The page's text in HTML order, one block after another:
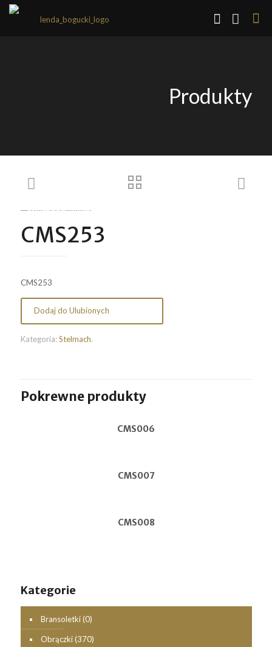
Produkty
CMS253
CMS253
Dodaj do Ulubionych
Kategoria:Stelmach.
Pokrewne produkty
CMS006
CMS007
CMS008
Kategorie
Bransoletki (0)
Obrączki (370)